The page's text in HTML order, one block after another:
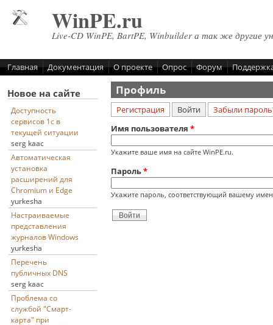
WinPE.ru
Live-CD WinPE, BartPE, Winbuilder а так же другие
Главная Документация О проекте Опрос Форум
Новое на сайте
Доступность
сервисов 1с в
текущей ситуации
serg kaac
Автоматическая
установка
расширений для
Chromium и Edge
yurkesha
Настраиваемые
представления
журналов Windows
yurkesha
Перечень
публичных DNS
serg kaac
Проблема со
службой "Смарт-
карта" при
Профиль
Главные вкладки
Регистрация Войти (активная вкладка)
Забыли
Имя пользователя*
Укажите ваше имя на сайте WinPE.ru.
Пароль*
Укажите пароль, соответствующий вашему